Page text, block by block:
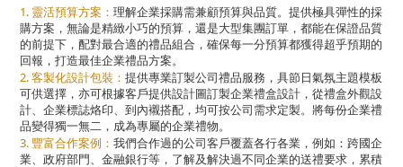
1. 靈活預算方案： 理解企業採購需兼顧預算與品質。提供極具彈性的採
購方案，無論是精緻小巧的預算，還是大型集團訂單，都能在保證品質
的前提下，配對最合適的禮品組合，確保每一分預算都獲得超乎預期的
回報，打造最佳企業禮品方案。
2. 客製化設計包裝： 提供專業訂製公司禮品服務，具節日氣氛主題模板
可供選擇，亦可根據客戶提供設計圖訂製企業禮盒設計，從禮盒外觀設
計、企業標誌烙印、到內襯搭配，均可按公司需求定製。將每份企業禮
品變得獨一無二，成為專屬的企業禮物。
3. 豐富合作案例： 我們合作過的公司客戶覆蓋各行各業，例如：跨國企
業、政府部門、金融銀行等，了解及解決過不同企業的送禮要求，累積